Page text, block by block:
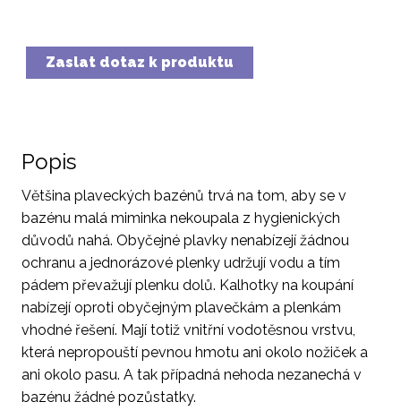
Zaslat dotaz k produktu
Popis
Většina plaveckých bazénů trvá na tom, aby se v
bazénu malá miminka nekoupala z hygienických
důvodů nahá. Obyčejné plavky nenabízejí žádnou
ochranu a jednorázové plenky udržují vodu a tím
pádem převažují plenku dolů. Kalhotky na koupání
nabízejí oproti obyčejným plavečkám a plenkám
vhodné řešení. Mají totiž vnitřní vodotěsnou vrstvu,
která nepropouští pevnou hmotu ani okolo nožiček a
ani okolo pasu. A tak případná nehoda nezanechá v
bazénu žádné pozůstatky.